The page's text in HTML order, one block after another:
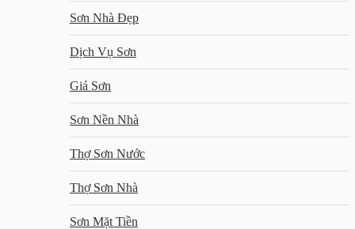
Sơn Nhà Đẹp
Dịch Vụ Sơn
Giá Sơn
Sơn Nền Nhà
Thợ Sơn Nước
Thợ Sơn Nhà
Sơn Mặt Tiền